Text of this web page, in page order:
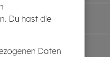
Du hast die
Daten